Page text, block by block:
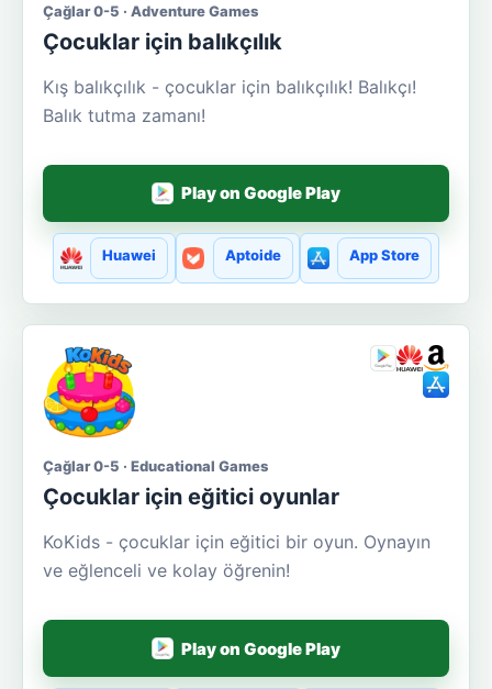
Çağlar 0-5 · Adventure Games
Çocuklar için balıkçılık
Kış balıkçılık - çocuklar için balıkçılık! Balıkçı!
Balık tutma zamanı!
Play on Google Play
Huawei Aptoide App Store
Çağlar 0-5 · Educational Games
Çocuklar için eğitici oyunlar
KoKids - çocuklar için eğitici bir oyun. Oynayın
ve eğlenceli ve kolay öğrenin!
Play on Google Play